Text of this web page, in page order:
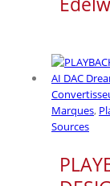
Marques,
Sources